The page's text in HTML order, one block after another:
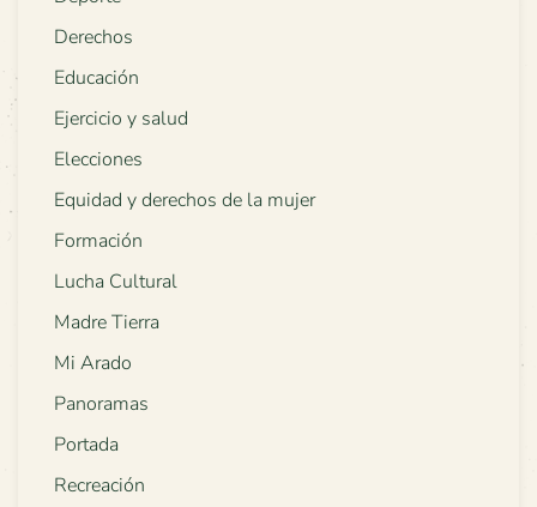
Derechos
Educación
Ejercicio y salud
Elecciones
Equidad y derechos de la mujer
Formación
Lucha Cultural
Madre Tierra
Mi Arado
Panoramas
Portada
Recreación